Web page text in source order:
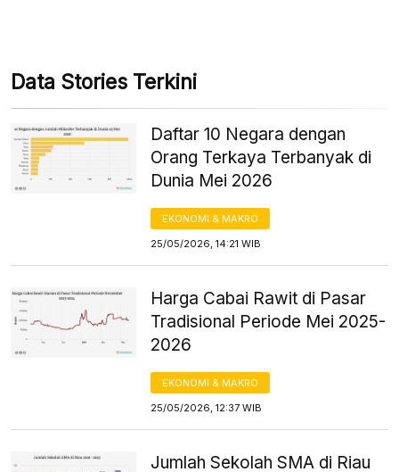
Data Stories Terkini
Daftar 10 Negara dengan
Orang Terkaya Terbanyak di
Dunia Mei 2026
EKONOMI & MAKRO
25/05/2026, 14:21 WIB
Harga Cabai Rawit di Pasar
Tradisional Periode Mei 2025-
2026
EKONOMI & MAKRO
25/05/2026, 12:37 WIB
Jumlah Sekolah SMA di Riau